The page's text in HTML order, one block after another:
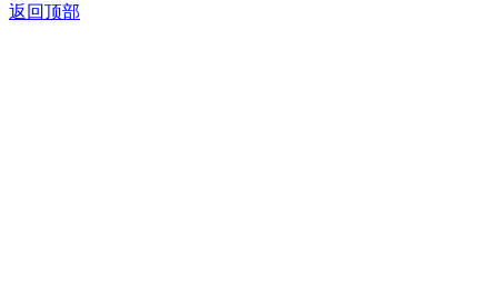
返回顶部